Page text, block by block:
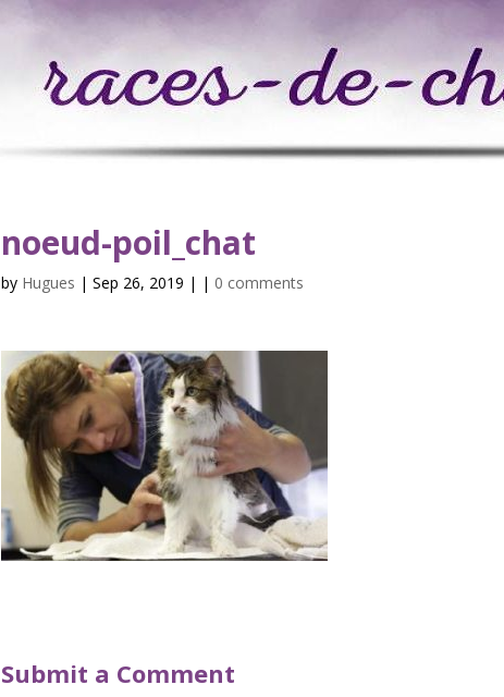
noeud-poil_chat
by Hugues | Sep 26, 2019 | | 0 comments
Submit a Comment